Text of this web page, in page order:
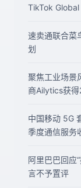
TikTok
速卖通联合菜
划
聚焦工业场景
商Ailytics获
中国移动 5G
季度通信服务
阿里巴巴回应
言不予置评